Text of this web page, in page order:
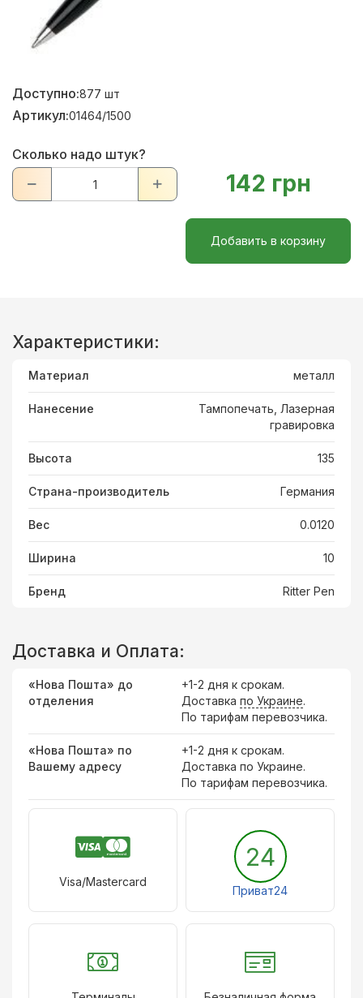
Доступно:877 шт
Артикул:01464/1500
Сколько надо штук?
142 грн
Добавить в корзину
Характеристики:
Материал металл
Нанесение
Тампопечать, Лазерная
гравировка
Высота 135
Страна-производитель Германия
Вес 0.0120
Ширина 10
Бренд Ritter Pen
Доставка и Оплата:
«Нова Пошта» до
отделения
+1-2 дня к срокам.
Доставка по Украине.
По тарифам перевозчика.
«Нова Пошта» по
Вашему адресу
+1-2 дня к срокам.
Доставка по Украине.
По тарифам перевозчика.
Visa/Mastercard
24
Приват24